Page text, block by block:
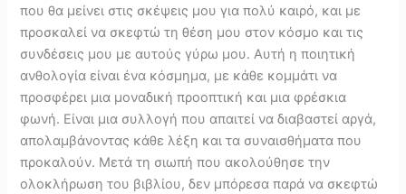
που θα μείνει στις σκέψεις μου για πολύ καιρό, και με
προσκαλεί να σκεφτώ τη θέση μου στον κόσμο και τις
συνδέσεις μου με αυτούς γύρω μου. Αυτή η ποιητική
ανθολογία είναι ένα κόσμημα, με κάθε κομμάτι να
προσφέρει μια μοναδική προοπτική και μια φρέσκια
φωνή. Είναι μια συλλογή που απαιτεί να διαβαστεί αργά,
απολαμβάνοντας κάθε λέξη και τα συναισθήματα που
προκαλούν. Μετά τη σιωπή που ακολούθησε την
ολοκλήρωση του βιβλίου, δεν μπόρεσα παρά να σκεφτώ